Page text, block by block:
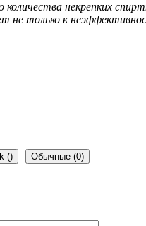
количества некрепких
не только к
() Обычные (0)